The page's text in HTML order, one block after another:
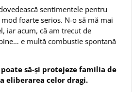
sentimentele pentru
foarte serios. N-o să mă mai
iar acum, că am trecut de
e multă combustie spontană
să-şi protejeze familia de
eliberarea celor dragi.